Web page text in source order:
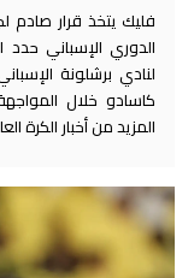
فليك يتخذ قرار
الدوري الإسباني حدد
لنادي برشلونة
كاسادو خلال
المزيد من أخبار الكرة